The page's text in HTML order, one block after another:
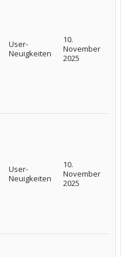
User-
Neuigkeiten
10.
November
2025
User-
Neuigkeiten
10.
November
2025